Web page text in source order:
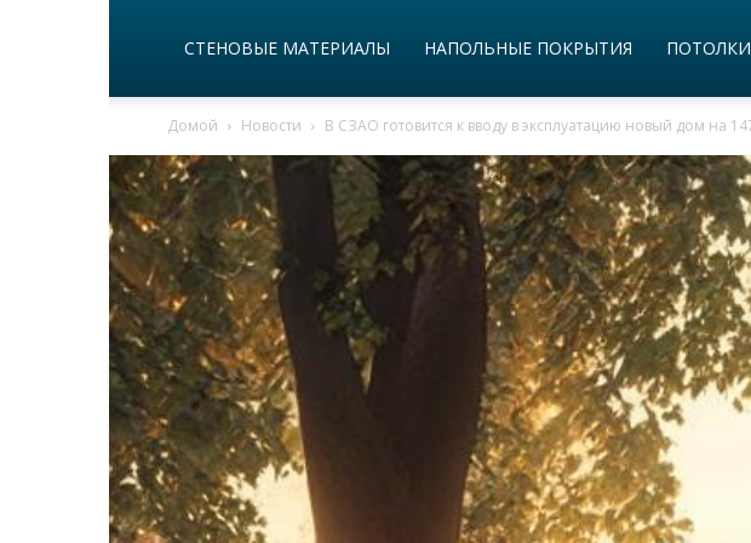
СТЕНОВЫЕ МАТЕРИАЛЫ НАПОЛЬНЫЕ ПОКРЫТИЯ ПОТОЛКИ
Домой Новости В СЗАО готовится к вводу в эксплуатацию новый дом на